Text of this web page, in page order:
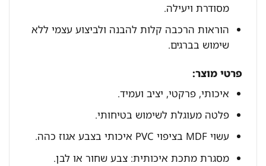
מסודרת ויעילה.
הוראות הרכבה קלות להבנה ולביצוע עצמי ללא
שימוש בברגים.
פרטי מוצר:
איכותי, פרקטי, יציב ועמיד.
פלטה מעוגלת לשימוש בטיחותי.
עשוי MDF בציפוי PVC איכותי בצבע אגוז כהה.
מסגרת מתכת איכותית: צבע שחור או לבן.